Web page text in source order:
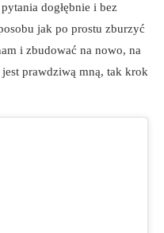
dogłębnie i bez
jak po prostu zburzyć
i zbudować na nowo, na
prawdziwą mną, tak krok